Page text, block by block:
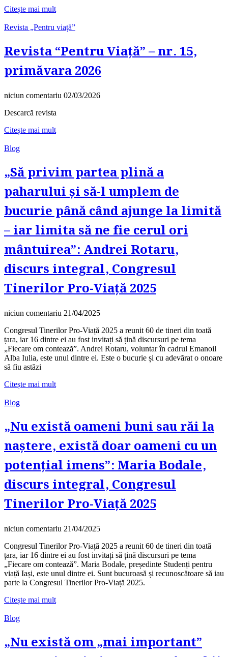
Citește mai mult
Revista „Pentru viață”
Revista “Pentru Viață” – nr. 15,
primăvara 2026
niciun comentariu 02/03/2026
Descarcă revista
Citește mai mult
Blog
„Să privim partea plină a
paharului și să-l umplem de
bucurie până când ajunge la limită
– iar limita să ne fie cerul ori
mântuirea”: Andrei Rotaru,
discurs integral, Congresul
Tinerilor Pro-Viață 2025
niciun comentariu 21/04/2025
Congresul Tinerilor Pro-Viață 2025 a reunit 60 de tineri din toată
țara, iar 16 dintre ei au fost invitați să țină discursuri pe tema
„Fiecare om contează”. Andrei Rotaru, voluntar în cadrul Emanoil
Alba Iulia, este unul dintre ei. Este o bucurie și cu adevărat o onoare
să fiu astăzi
Citește mai mult
Blog
„Nu există oameni buni sau răi la
naștere, există doar oameni cu un
potențial imens”: Maria Bodale,
discurs integral, Congresul
Tinerilor Pro-Viață 2025
niciun comentariu 21/04/2025
Congresul Tinerilor Pro-Viață 2025 a reunit 60 de tineri din toată
țara, iar 16 dintre ei au fost invitați să țină discursuri pe tema
„Fiecare om contează”. Maria Bodale, președinte Studenți pentru
viață Iași, este unul dintre ei. Sunt bucuroasă și recunoscătoare să iau
parte la Congresul Tinerilor Pro-Viață 2025.
Citește mai mult
Blog
„Nu există om „mai important”